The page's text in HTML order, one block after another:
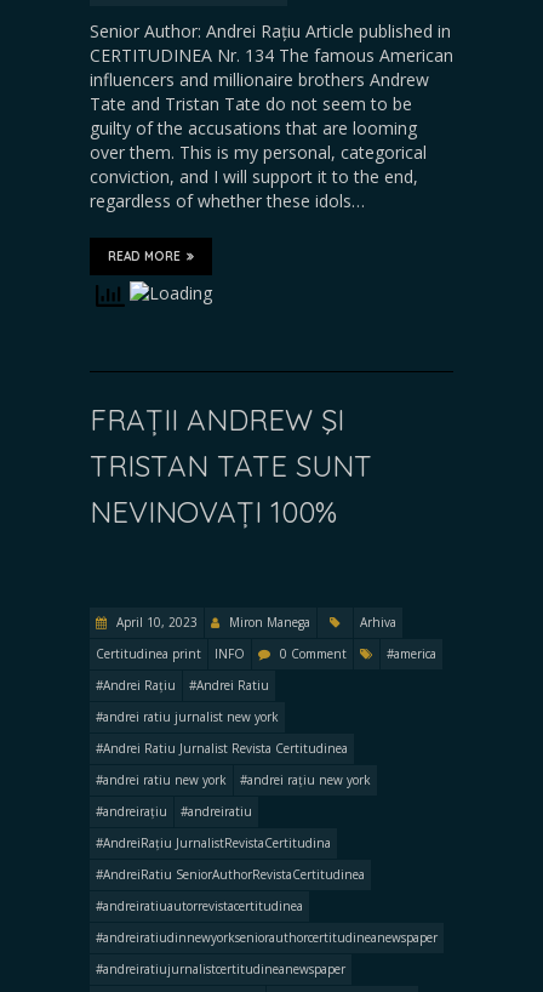
Senior Author: Andrei Rațiu Article published in
CERTITUDINEA Nr. 134 The famous American
influencers and millionaire brothers Andrew
Tate and Tristan Tate do not seem to be
guilty of the accusations that are looming
over them. This is my personal, categorical
conviction, and I will support it to the end,
regardless of whether these idols…
READ MORE
FRAȚII ANDREW ŞI
TRISTAN TATE SUNT
NEVINOVAȚI 100%
April 10, 2023 Miron Manega
Arhiva
Certitudinea print
INFO 0 Comment
#america
#Andrei Rațiu
#Andrei Ratiu
#andrei ratiu jurnalist new york
#Andrei Ratiu Jurnalist Revista Certitudinea
#andrei ratiu new york
#andrei rațiu new york
#andreirațiu
#andreiratiu
#AndreiRațiu JurnalistRevistaCertitudina
#AndreiRatiu SeniorAuthorRevistaCertitudinea
#andreiratiuautorrevistacertitudinea
#andreiratiudinnewyorkseniorauthorcertitudineanewspaper
#andreiratiujurnalistcertitudineanewspaper